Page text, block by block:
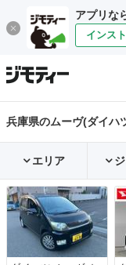
アプリな
インス
兵庫県のムーヴ(ダイハ
エリア